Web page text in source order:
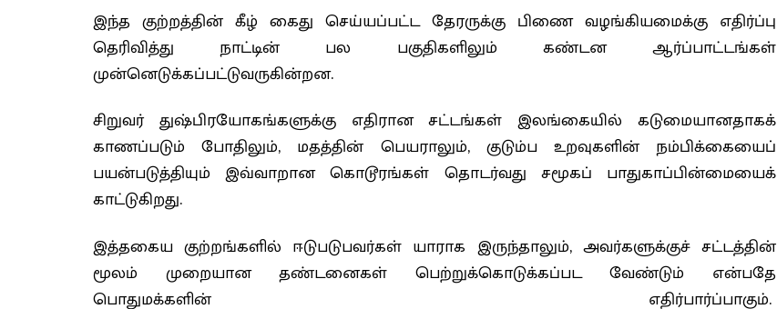
இந்த குற்றத்தின் கீழ் கைது செய்யப்பட்ட தேரருக்கு பிணை வழங்கியமைக்கு எதிர்ப்பு
தெரிவித்து நாட்டின் பல பகுதிகளிலும் கண்டன ஆர்ப்பாட்டங்கள்
முன்னெடுக்கப்பட்டுவருகின்றன.
சிறுவர் துஷ்பிரயோகங்களுக்கு எதிரான சட்டங்கள் இலங்கையில் கடுமையானதாகக்
காணப்படும் போதிலும், மதத்தின் பெயராலும், குடும்ப உறவுகளின் நம்பிக்கையைப்
பயன்படுத்தியும் இவ்வாறான கொடூரங்கள் தொடர்வது சமூகப் பாதுகாப்பின்மையைக்
காட்டுகிறது.
இத்தகைய குற்றங்களில் ஈடுபடுபவர்கள் யாராக இருந்தாலும், அவர்களுக்குச் சட்டத்தின்
மூலம் முறையான தண்டனைகள் பெற்றுக்கொடுக்கப்பட வேண்டும் என்பதே
பொதுமக்களின் எதிர்பார்ப்பாகும்.